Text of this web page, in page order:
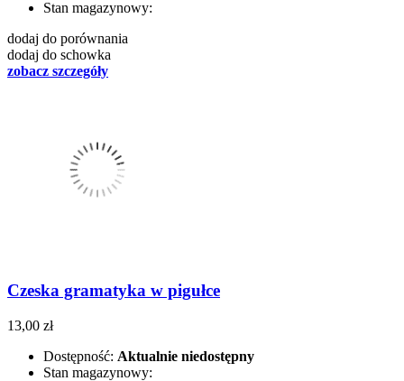
Stan magazynowy:
dodaj do porównania
dodaj do schowka
zobacz szczegóły
Czeska gramatyka w pigułce
13,00 zł
Dostępność: Aktualnie niedostępny
Stan magazynowy: